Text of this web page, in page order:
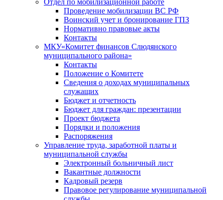
Отдел по мобилизационной работе
Проведение мобилизации ВС РФ
Воинский учет и бронирование ГПЗ
Нормативно правовые акты
Контакты
МКУ«Комитет финансов Слюдянского
муниципального района»
Контакты
Положение о Комитете
Сведения о доходах муниципальных
служащих
Бюджет и отчетность
Бюджет для граждан: презентации
Проект бюджета
Порядки и положения
Распоряжения
Управление труда, заработной платы и
муниципальной службы
Электронный больничный лист
Вакантные должности
Кадровый резерв
Правовое регулирование муниципальной